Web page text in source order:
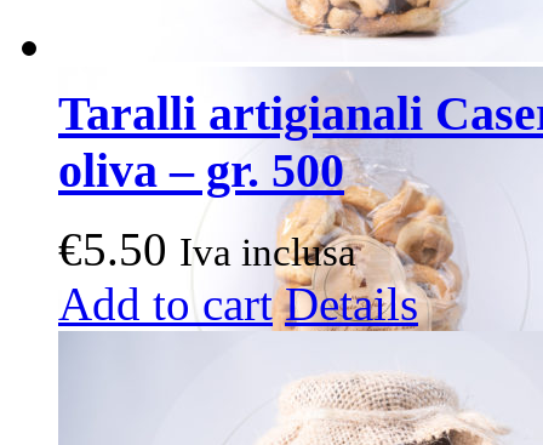
Taralli artigianali
oliva – gr. 500
€5.50 Iva inclusa
Add to cart Details